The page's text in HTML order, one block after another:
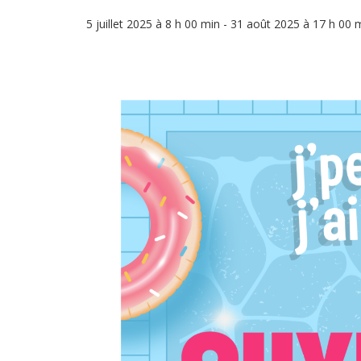
5 juillet 2025 à 8 h 00 min - 31 août 2025 à 17 h 00